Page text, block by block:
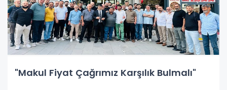
"Makul Fiyat Çağrımız Karşılık Bulmalı"